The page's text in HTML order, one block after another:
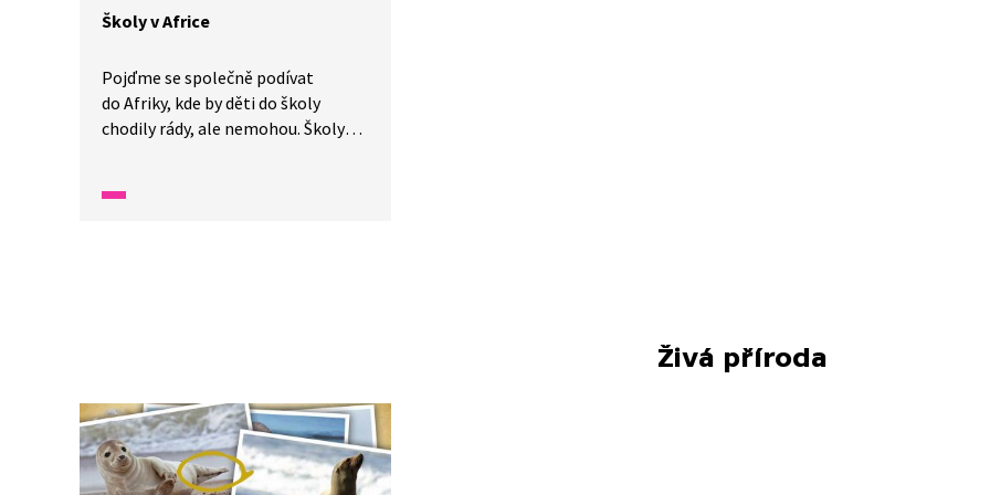
Školy v Africe
Pojďme se společně podívat
do Afriky, kde by děti do školy
chodily rády, ale nemohou. Školy
kteří sami nemají dostatečné
Živá příroda